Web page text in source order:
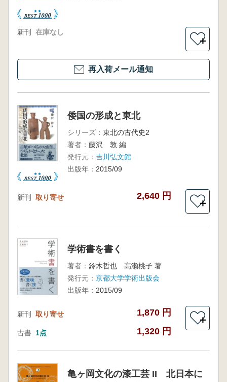
新刊 在庫なし
＋
再入荷メール通知
倭国の形成と東北
シリーズ： 東北の古代史2
著者： 藤沢 敦 編
発行元： 吉川弘文館
出版年： 2015/09
新刊 取り寄せ 2,640 円
＋
学術書を書く
著者： 鈴木哲也 高瀬桃子 著
発行元： 京都大学学術出版会
出版年： 2015/09
新刊 取り寄せ 1,870 円
古書 1点 1,320 円
＋
亀ヶ岡文化の漆工芸 II 北日本に